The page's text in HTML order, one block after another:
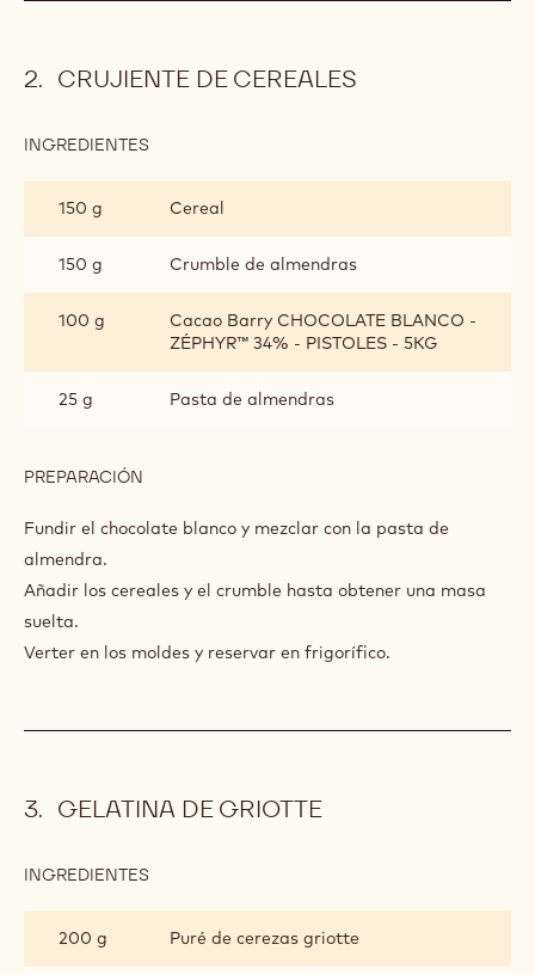
CRUJIENTE DE CEREALES
INGREDIENTES
CEREALES
150 g Cereal
150 g Crumble de almendras
100 g
Cacao Barry CHOCOLATE BLANCO -
ZÉPHYR™ 34% - PISTOLES - 5KG
25 g Pasta de almendras
PREPARACIÓN
DE
Fundir el chocolate blanco y mezclar con la pasta de
almendra.
Añadir los cereales y el crumble hasta obtener una masa
suelta.
Verter en los moldes y reservar en frigorífico.
GELATINA DE GRIOTTE
INGREDIENTES
GRIOTTE
200 g Puré de cerezas griotte